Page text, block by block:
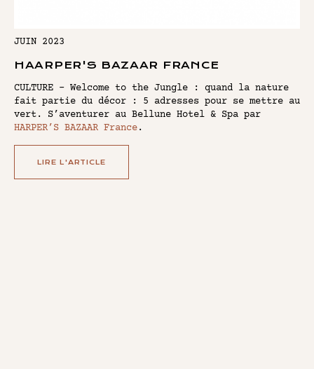
JUIN 2023
HAARPER'S BAZAAR FRANCE
CULTURE - Welcome to the Jungle : quand la nature
fait partie du décor : 5 adresses pour se mettre au
vert. S’aventurer au Bellune Hotel & Spa par
HARPER’S BAZAAR France.
LIRE L'ARTICLE